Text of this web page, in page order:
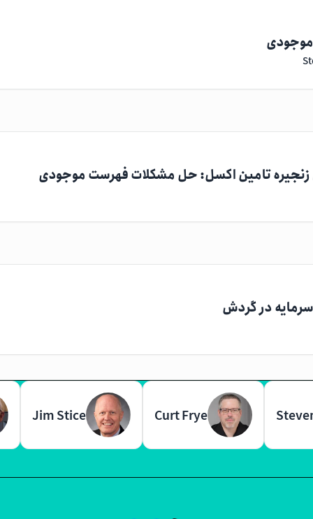
موجودی
زنجیره تامین اکسل: حل مشکلات فهرست موجودی
در گردش
Curt Frye
Jim Stice